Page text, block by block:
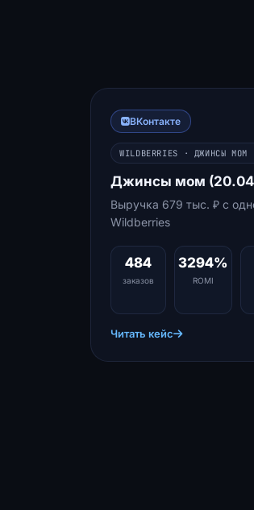
ВКонтакте
WILDBERRIES · ДЖИНСЫ
Джинсы мом
Выручка 679 тыс. ₽ с
Wildberries
484
заказов
3294%
ROMI
Читать кейс